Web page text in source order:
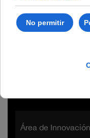
guía, recursos,
innovación,
Kit de
Área de